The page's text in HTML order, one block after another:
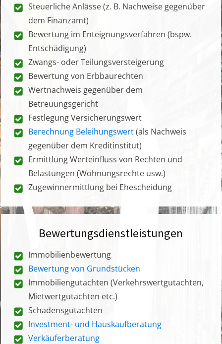
Steuerliche Anlässe (z. B. Nachweise gegenüber
dem Finanzamt)
Bewertung im Enteignungsverfahren (bspw.
Entschädigung)
Zwangs- oder Teilungsversteigerung
Bewertung von Erbbaurechten
Wertnachweis gegenüber dem
Betreuungsgericht
Festlegung Versicherungswert
Berechnung Beleihungswert(als Nachweis
gegenüber dem Kreditinstitut)
Ermittlung Werteinfluss von Rechten und
Belastungen (Wohnungsrechte usw.)
Zugewinnermittlung bei Ehescheidung
Bewertungsdienstleistungen
Immobilienbewertung
Bewertung von Grundstücken
Immobiliengutachten (Verkehrswertgutachten,
Mietwertgutachten etc.)
Schadensgutachten
Investment- und Hauskaufberatung
Verkäuferberatung